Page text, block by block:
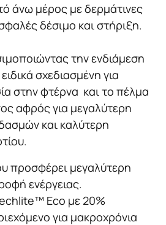
άνω μέρος με δερμάτινες
δέσιμο και στήριξη.
την ενδιάμεση
σχεδιασμένη για
στην φτέρνα και το πέλμα
αφρός για μεγαλύτερη
και καλύτερη
προσφέρει μεγαλύτερη
ενέργειας.
Eco με 20%
για μακροχρόνια